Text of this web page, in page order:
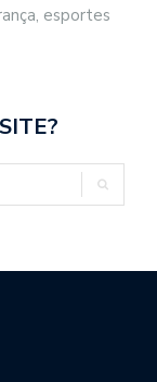
esportes